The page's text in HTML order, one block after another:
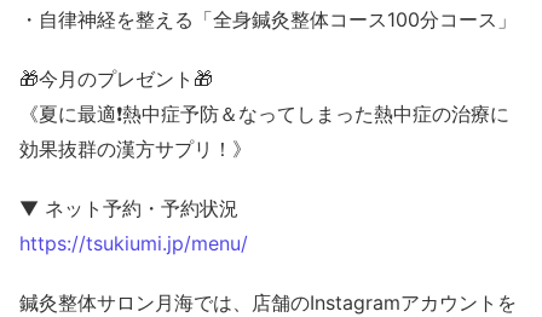
・自律神経を整える「全身鍼灸整体コース100分コース」
🎁今月のプレゼント🎁
《夏に最適❗️熱中症予防＆なってしまった熱中症の治療に
効果抜群の漢方サプリ！》
▼ ネット予約・予約状況
https://tsukiumi.jp/menu/
鍼灸整体サロン月海では、店舗のInstagramアカウントを